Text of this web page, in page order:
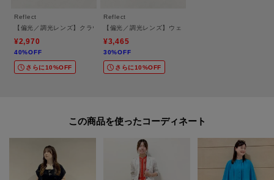
再入荷通知や、値下げ情報・在庫状況をメルマガにてお知らせ♪
POINT．2
マイページでお気に入り一覧をチェックでき、
Reflect
【偏光／調光レンズ】クラウンパント型サングラス
¥2,970
40%OFF
さらに10%OFF
Reflect
【偏光／調光レンズ】ウェリントン型サングラス
¥3,465
30%OFF
さらに10%OFF
この商品を使った